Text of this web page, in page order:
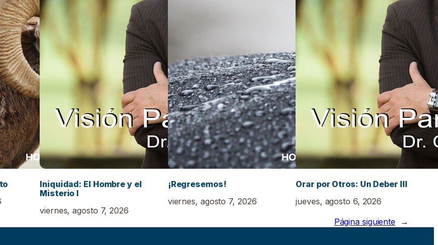
Iniquidad: El Hombre y el
Misterio I
viernes, agosto 7, 2026
¡Regresemos!
viernes, agosto 7, 2026
Orar por Otros: Un Deber III
jueves, agosto 6, 2026
Página siguiente →